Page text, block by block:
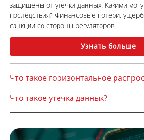
защищены от утечки данных. Какими
последствия? Финансовые потери,
санкции со стороны регуляторов.
Узнать больше
Что такое горизонтальное
Что такое утечка данных?